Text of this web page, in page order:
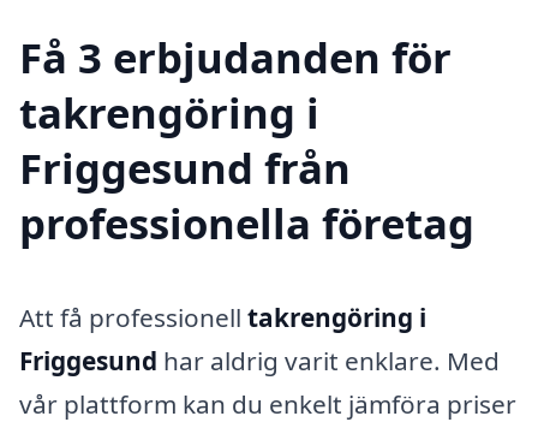
Få 3 erbjudanden för
takrengöring i
Friggesund från
professionella företag
Att få professionell takrengöring i
Friggesund har aldrig varit enklare. Med
vår plattform kan du enkelt jämföra priser